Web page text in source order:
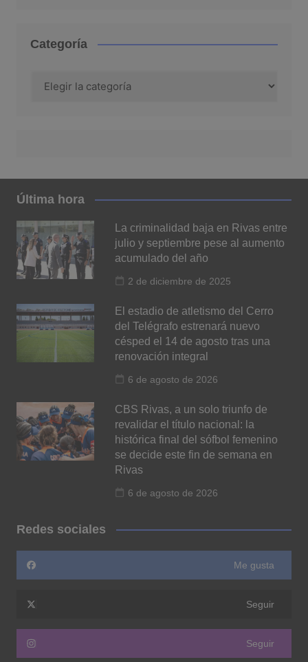
Categoría
Última hora
La criminalidad baja en Rivas entre
julio y septiembre pese al aumento
acumulado del año
2 de diciembre de 2025
El estadio de atletismo del Cerro
del Telégrafo estrenará nuevo
césped el 14 de agosto tras una
renovación integral
6 de agosto de 2026
CBS Rivas, a un solo triunfo de
revalidar el título nacional: la
histórica final del sófbol femenino
se decide este fin de semana en
Rivas
6 de agosto de 2026
Redes sociales
Me gusta
Seguir
Seguir